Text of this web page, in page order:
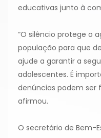
educativas junto à
“O silêncio protege o
população para que
ajude a garantir a
adolescentes. É
denúncias podem ser
afirmou.
O secretário de Bem-